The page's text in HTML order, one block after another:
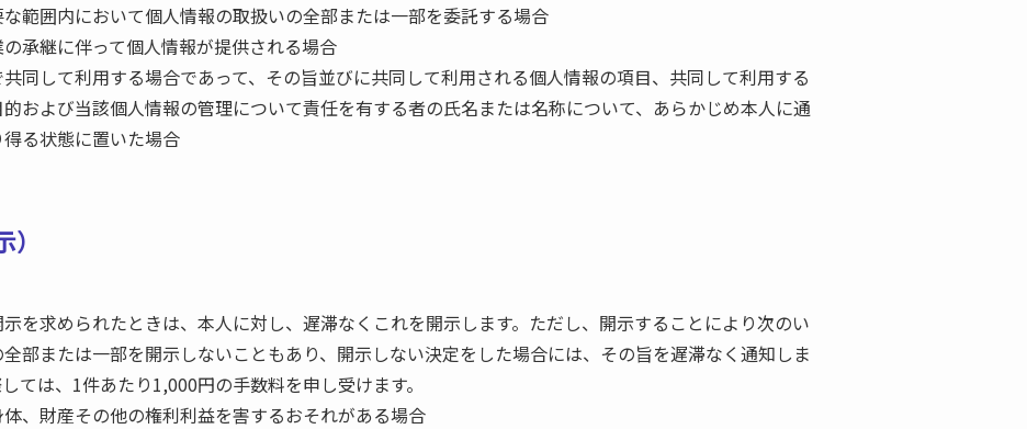
範囲内において個人情報の取扱いの全部または一部を委託する場合
承継に伴って個人情報が提供される場合
同して利用する場合であって、その旨並びに共同して利用される個人情報の項目、共同して利用する
および当該個人情報の管理について責任を有する者の氏名または名称について、あらかじめ本人に通
る状態に置いた場合
を求められたときは、本人に対し、遅滞なくこれを開示します。ただし、開示することにより次のい
部または一部を開示しないこともあり、開示しない決定をした場合には、その旨を遅滞なく通知しま
ては、1件あたり1,000円の手数料を申し受けます。
、財産その他の権利利益を害するおそれがある場合